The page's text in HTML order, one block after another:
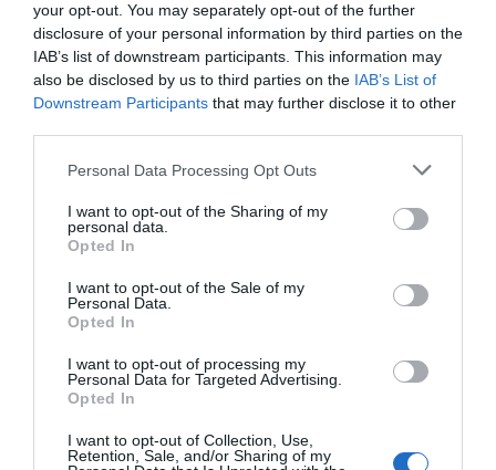
your opt-out. You may separately opt-out of the further
disclosure of your personal information by third parties on the
IAB’s list of downstream participants. This information may
also be disclosed by us to third parties on the IAB’s List of
Downstream Participants that may further disclose it to other
Personal Data Processing Opt Outs
I want to opt-out of the Sharing of my
personal data.
Opted In
I want to opt-out of the Sale of my
Personal Data.
Opted In
I want to opt-out of processing my
Personal Data for Targeted Advertising.
Opted In
I want to opt-out of Collection, Use,
Retention, Sale, and/or Sharing of my
Mantém-se o convite a todos os atletas nascidos em 2012
e 2013 que pretendam experimentar futsal e conhecer a
equipa da UD Cariense.